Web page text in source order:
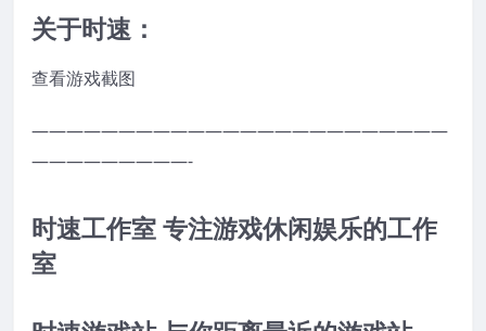
关于时速：
查看游戏截图
————————————————————————
—————————-
时速工作室 专注游戏休闲娱乐的工作
室